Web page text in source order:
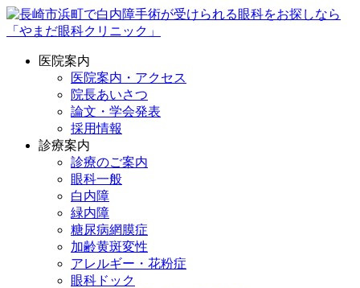
医院案内
医院案内・アクセス
院長あいさつ
論文・学会発表
採用情報
診療案内
診療のご案内
眼科一般
白内障
緑内障
糖尿病網膜症
加齢黄斑変性
アレルギー・花粉症
眼科ドック